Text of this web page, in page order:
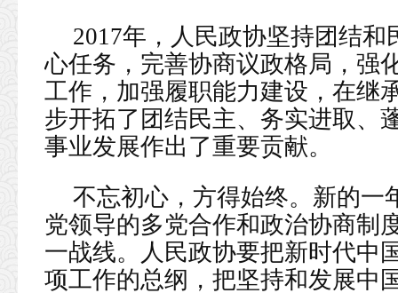
2017年，人民政协坚持团结
心任务，完善协商议政格局，强
工作，加强履职能力建设，在继
步开拓了团结民主、务实进取、
事业发展作出了重要贡献。
不忘初心，方得始终。新的一
党领导的多党合作和政治协商制
一战线。人民政协要把新时代中
项工作的总纲，把坚持和发展中